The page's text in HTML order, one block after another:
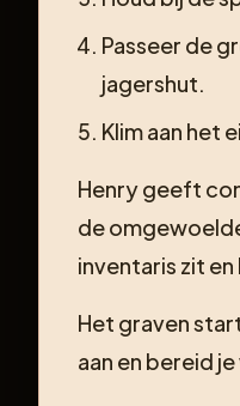
Passeer de
jagershut.
Klim aan het
Henry geeft
de
inventaris zit
Het graven
aan en bereid